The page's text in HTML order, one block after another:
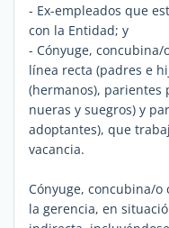
- Ex-empleados que
con la Entidad; y
- Cónyuge,
línea recta (padres e
(hermanos), parientes
nueras y suegros) y
adoptantes), que
vacancia.
Cónyuge, concubina/
la gerencia, en